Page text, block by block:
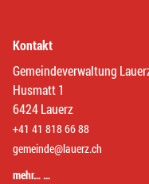
Kontakt
Gemeindeverwaltung
Husmatt 1
6424 Lauerz
+41 41 818 66 88
gemeinde@lauerz.ch
mehr… …